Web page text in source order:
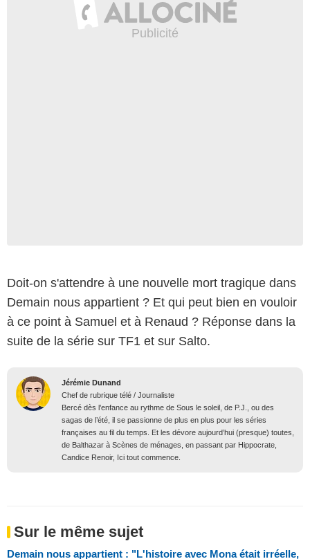
Doit-on s'attendre à une nouvelle mort tragique dans
Demain nous appartient ? Et qui peut bien en vouloir
à ce point à Samuel et à Renaud ? Réponse dans la
suite de la série sur TF1 et sur Salto.
Jérémie Dunand
Chef de rubrique télé / Journaliste
Bercé dès l’enfance au rythme de Sous le soleil, de P.J., ou des
sagas de l’été, il se passionne de plus en plus pour les séries
françaises au fil du temps. Et les dévore aujourd’hui (presque) toutes,
de Balthazar à Scènes de ménages, en passant par Hippocrate,
Candice Renoir, Ici tout commence.
Sur le même sujet
Demain nous appartient : "L'histoire avec Mona était irréelle,